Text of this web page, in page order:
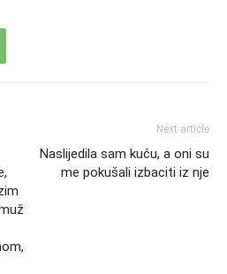
Next article
Naslijedila sam kuću, a oni su
me pokušali izbaciti iz nje